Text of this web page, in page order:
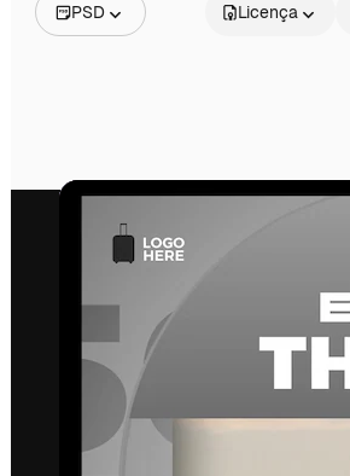
PSD
Vídeos
Animações
Modelos de vídeos
Fontes
Licença
A plataforma criativa
seu melhor trabalho.
assinantes entre criativos,
agências e estúdios.